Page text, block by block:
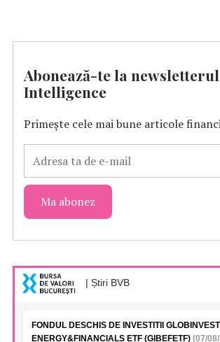
Abonează-te la
Intelligence
Primește cele mai bune articole
| Știri BVB
FONDUL DESCHIS DE INVESTITII GLOBINVEST
ENERGY&FINANCIALS ETF (GIBEFETF) (07/